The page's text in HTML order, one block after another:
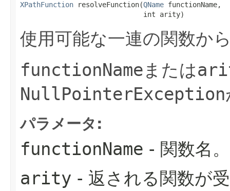
XPathFunction resolveFunction​(QName functionName,
                              int arity)
使用可能な一連の関数か
functionNameまたは
NullPointerException
パラメータ:
functionName - 関数名。
arity - 返される関数が